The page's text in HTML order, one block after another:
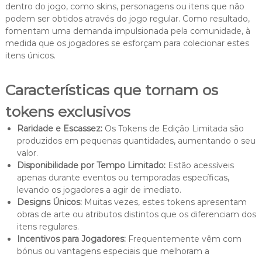
dentro do jogo, como skins, personagens ou itens que não
podem ser obtidos através do jogo regular. Como resultado,
fomentam uma demanda impulsionada pela comunidade, à
medida que os jogadores se esforçam para colecionar estes
itens únicos.
Características que tornam os
tokens exclusivos
Raridade e Escassez:Os Tokens de Edição Limitada são
produzidos em pequenas quantidades, aumentando o seu
valor.
Disponibilidade por Tempo Limitado:Estão acessíveis
apenas durante eventos ou temporadas específicas,
levando os jogadores a agir de imediato.
Designs Únicos:Muitas vezes, estes tokens apresentam
obras de arte ou atributos distintos que os diferenciam dos
itens regulares.
Incentivos para Jogadores:Frequentemente vêm com
bónus ou vantagens especiais que melhoram a